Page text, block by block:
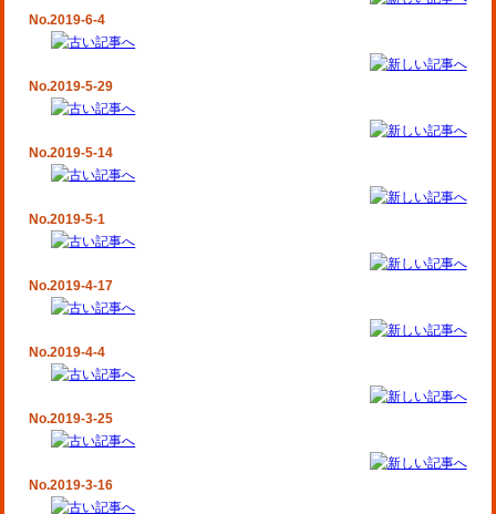
No.2019-6-4
No.2019-5-29
No.2019-5-14
No.2019-5-1
No.2019-4-17
No.2019-4-4
No.2019-3-25
No.2019-3-16